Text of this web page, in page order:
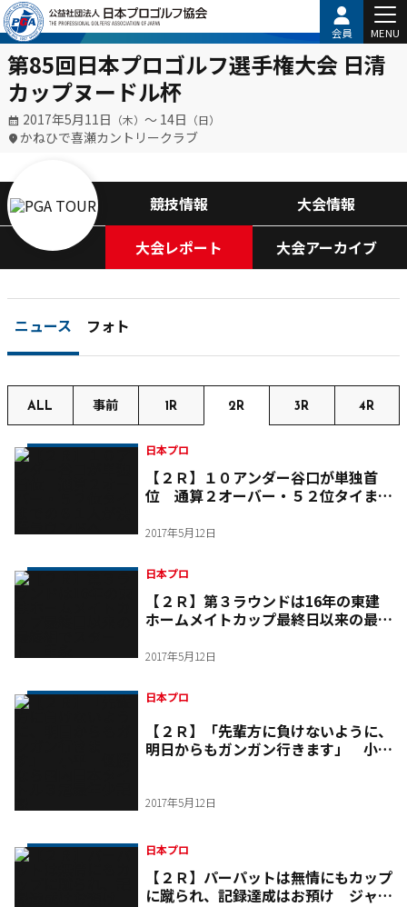
会員 MENU
第85回日本プロゴルフ選手権大会 日清
カップヌードル杯
2017年5月11日 （木） 〜 14日 （日）
かねひで喜瀬カントリークラブ
競技情報
大会情報
大会レポート
大会アーカイブ
ニュース フォト
ALL 事前 1R 2R 3R 4R
日本プロ
【２Ｒ】１０アンダー谷口が単独首
位 通算２オーバー・５２位タイまで
2017年5月12日
日本プロ
【２Ｒ】第３ラウンドは16年の東建
ホームメイトカップ最終日以来の最終
2017年5月12日
日本プロ
【２Ｒ】「先輩方に負けないように、
明日からもガンガン行きます」 小
2017年5月12日
日本プロ
【２Ｒ】パーパットは無情にもカップ
に蹴られ、記録達成はお預け ジャン